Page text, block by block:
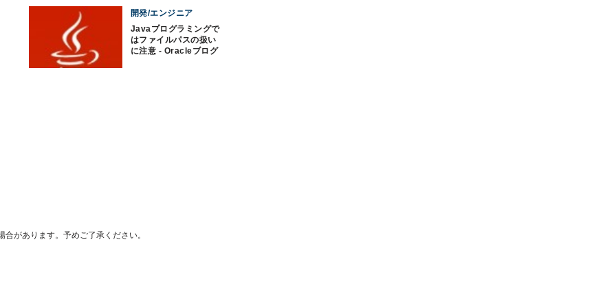
開発/エンジニア
Javaプログラミングで
はファイルパスの扱い
に注意 - Oracleブログ
があります。予めご了承ください。